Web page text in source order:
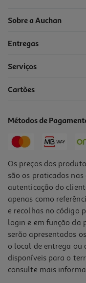
Sobre a Auchan
Entregas
Serviços
Cartões
Métodos de
Os preços dos
são os praticados
autenticação do
apenas como
e recolhas no código
login e em função da
serão apresentados
o local de entrega ou
disponíveis para o
consulte mais